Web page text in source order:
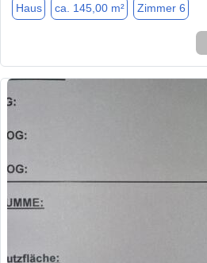
Haus ca. 145,00 m² Zimmer 6